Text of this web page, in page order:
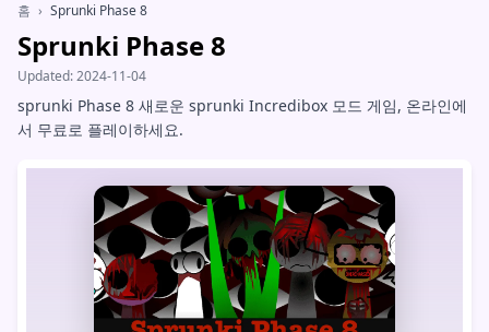
홈 › Sprunki Phase 8
Sprunki Phase 8
Updated:2024-11-04
sprunki Phase 8 새로운 sprunki Incredibox 모드 게임, 온라인에
서 무료로 플레이하세요.